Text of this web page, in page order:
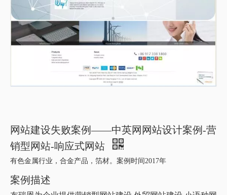
网站建设失败案例——中英网网站设计案例-营
销型网站-响应式网站
有色金属行业，合金产品，箔材。案例时间2017年
案例描述